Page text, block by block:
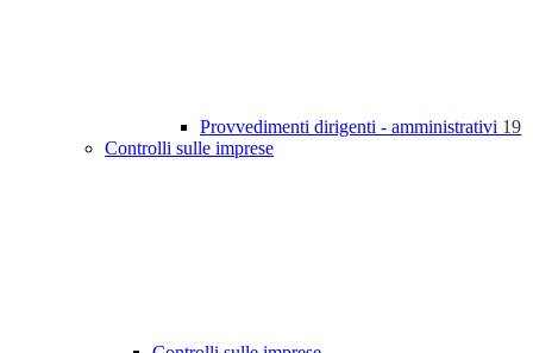
Provvedimenti dirigenti - amministrativi 19
Controlli sulle imprese